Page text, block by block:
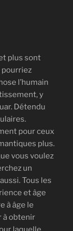
plus sont
pourriez
l’humain
y
Détendu
pour ceux
plus.
vous voulez
un
Tous les
et âge
à âge le
à obtenir